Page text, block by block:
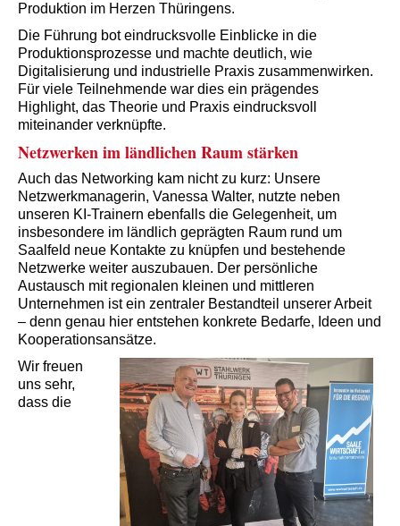
Produktion im Herzen Thüringens.
Die Führung bot eindrucksvolle Einblicke in die
Produktionsprozesse und machte deutlich, wie
Digitalisierung und industrielle Praxis zusammenwirken.
Für viele Teilnehmende war dies ein prägendes
Highlight, das Theorie und Praxis eindrucksvoll
miteinander verknüpfte.
Netzwerken im ländlichen Raum stärken
Auch das Networking kam nicht zu kurz: Unsere
Netzwerkmanagerin, Vanessa Walter, nutzte neben
unseren KI-Trainern ebenfalls die Gelegenheit, um
insbesondere im ländlich geprägten Raum rund um
Saalfeld neue Kontakte zu knüpfen und bestehende
Netzwerke weiter auszubauen. Der persönliche
Austausch mit regionalen kleinen und mittleren
Unternehmen ist ein zentraler Bestandteil unserer Arbeit
– denn genau hier entstehen konkrete Bedarfe, Ideen und
Kooperationsansätze.
Wir freuen
uns sehr,
dass die